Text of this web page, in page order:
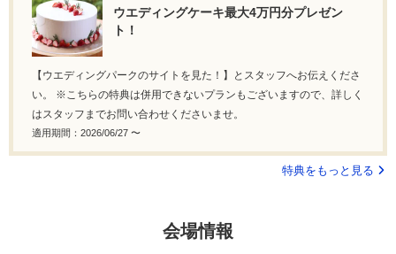
ウエディングケーキ最大4万円分プレゼン
ト！
【ウエディングパークのサイトを見た！】とスタッフへお伝えくださ
い。 ※こちらの特典は併用できないプランもございますので、詳しく
はスタッフまでお問い合わせくださいませ。
適用期間：2026/06/27 〜
特典をもっと見る
会場情報